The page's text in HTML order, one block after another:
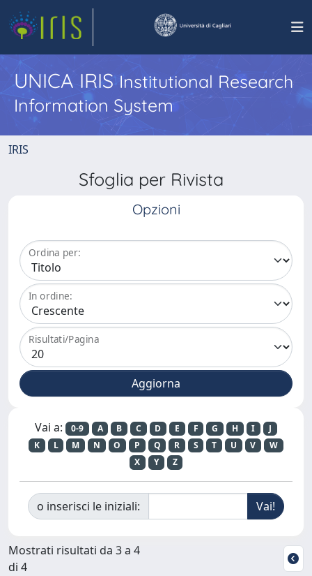
UNICA IRISInstitutional Research
Information System
IRIS
Sfoglia per Rivista
Opzioni
Ordina per:
In ordine:
Risultati/Pagina
Vai a: 0-9 A B C D E F G H I
J
K
L M N O P Q R S T U V
W
X
Y Z
o inserisci le iniziali:
Mostrati risultati da 3 a 4
di 4